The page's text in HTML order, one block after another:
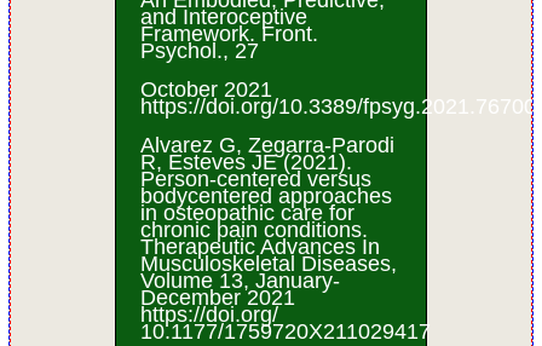
and Interoceptive
Framework. Front.
Psychol., 27
October 2021
https://doi.org/10.3389/
Alvarez G, Zegarra-Parodi
R, Esteves JE (2021).
Person-centered versus
bodycentered approaches
in osteopathic care for
chronic pain conditions.
Therapeutic Advances In
Musculoskeletal Diseases,
Volume 13, January-
December 2021
https://doi.org/
10.1177/1759720X211029417